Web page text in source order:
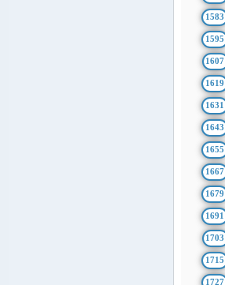
1583
1595
1607
1619
1631
1643
1655
1667
1679
1691
1703
1715
1727